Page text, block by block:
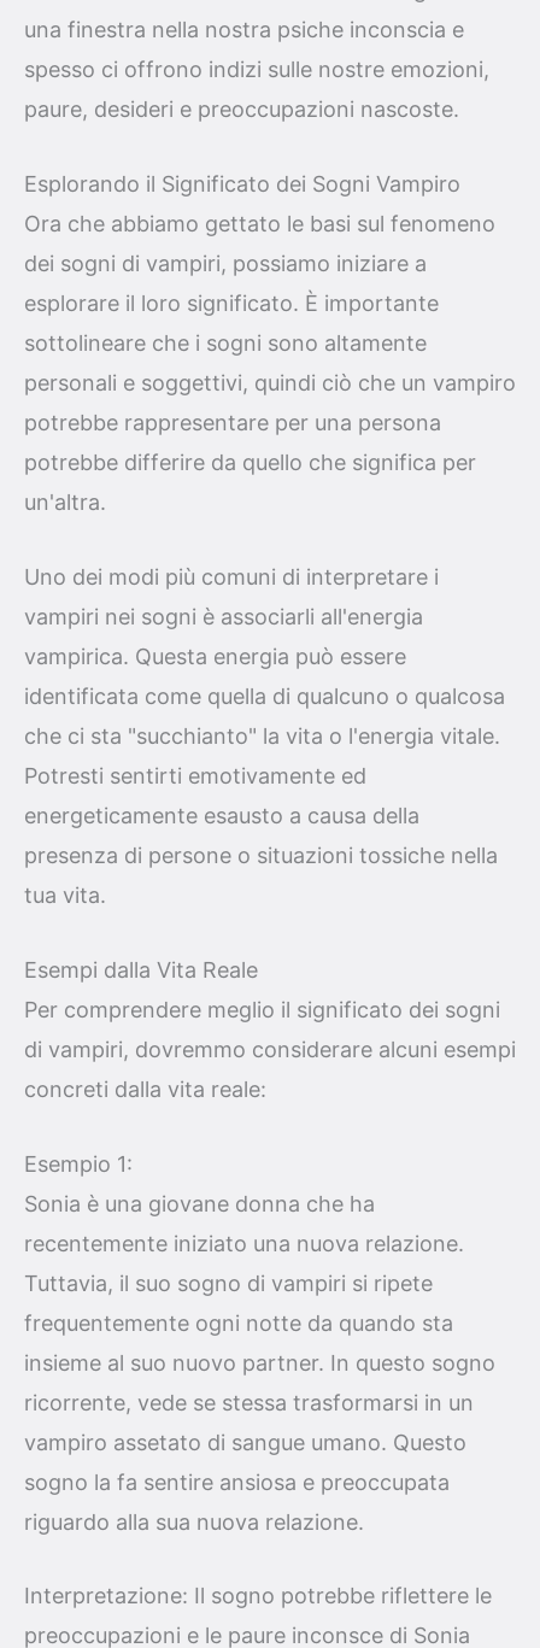
una finestra nella nostra psiche inconscia e
spesso ci offrono indizi sulle nostre emozioni,
paure, desideri e preoccupazioni nascoste.
Esplorando il Significato dei Sogni Vampiro
Ora che abbiamo gettato le basi sul fenomeno
dei sogni di vampiri, possiamo iniziare a
esplorare il loro significato. È importante
sottolineare che i sogni sono altamente
personali e soggettivi, quindi ciò che un vampiro
potrebbe rappresentare per una persona
potrebbe differire da quello che significa per
un'altra.
Uno dei modi più comuni di interpretare i
vampiri nei sogni è associarli all'energia
vampirica. Questa energia può essere
identificata come quella di qualcuno o qualcosa
che ci sta "succhianto" la vita o l'energia vitale.
Potresti sentirti emotivamente ed
energeticamente esausto a causa della
presenza di persone o situazioni tossiche nella
tua vita.
Esempi dalla Vita Reale
Per comprendere meglio il significato dei sogni
di vampiri, dovremmo considerare alcuni esempi
concreti dalla vita reale:
Esempio 1:
Sonia è una giovane donna che ha
recentemente iniziato una nuova relazione.
Tuttavia, il suo sogno di vampiri si ripete
frequentemente ogni notte da quando sta
insieme al suo nuovo partner. In questo sogno
ricorrente, vede se stessa trasformarsi in un
vampiro assetato di sangue umano. Questo
sogno la fa sentire ansiosa e preoccupata
riguardo alla sua nuova relazione.
Interpretazione: Il sogno potrebbe riflettere le
preoccupazioni e le paure inconsce di Sonia